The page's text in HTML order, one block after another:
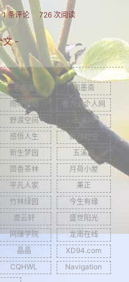
1 条评论 726 次阅读
文 -
老顽童
润墨斋
雨荷网站
董为坚个人网
野渡空间
五溪风
感悟人生
新月时空
新生梦园
五溪风
茴香茶林
月荷小屋
平凡人家
秉正
竹林绿园
今生有缘
澹云轩
盛世阳光
网赚学院
龙南在线
晶晶
XD94.com
CQHWL
Navigation